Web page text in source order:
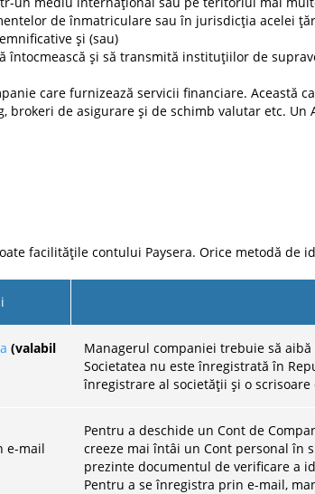
de înmatriculare sau în jurisdicția acelei
și (sau)
și să transmită instituțiilor de
care furnizează servicii financiare. Această
de asigurare și de schimb valutar etc.
facilitățile contului Paysera. Orice metodă de
(valabil
Managerul companiei trebuie să
Societatea nu este înregistrată în
înregistrare al societății și o
e-mail
Pentru a deschide un Cont de
creeze mai întâi un Cont personal în
prezinte documentul de verificare a
Pentru a se înregistra prin e-mail,